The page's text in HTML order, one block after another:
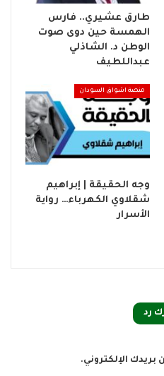
طارق عشيري.. فارس
الهمسة حين دوى صوت
الوطن د. الشاذلي
عبداللطيف
منصة اشواق السودان
وجه الحقيقة | إبراهيم
شقلاوي الكهرباء… رواية
الأسرار
رد
بريدك الإلكتروني.